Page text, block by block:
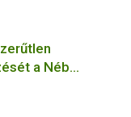
a Nébih